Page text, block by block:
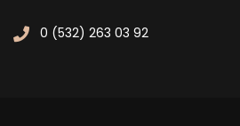
0 (532) 263 03 92